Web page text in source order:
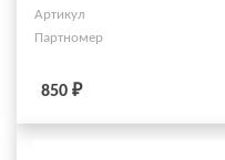
Артикул
Партномер
850 ₽